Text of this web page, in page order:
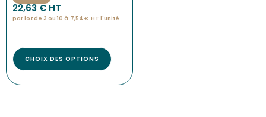
22,63€ HT
par lot de 3 ou 10 à 7,54 € HT l'unité
CHOIX DES OPTIONS